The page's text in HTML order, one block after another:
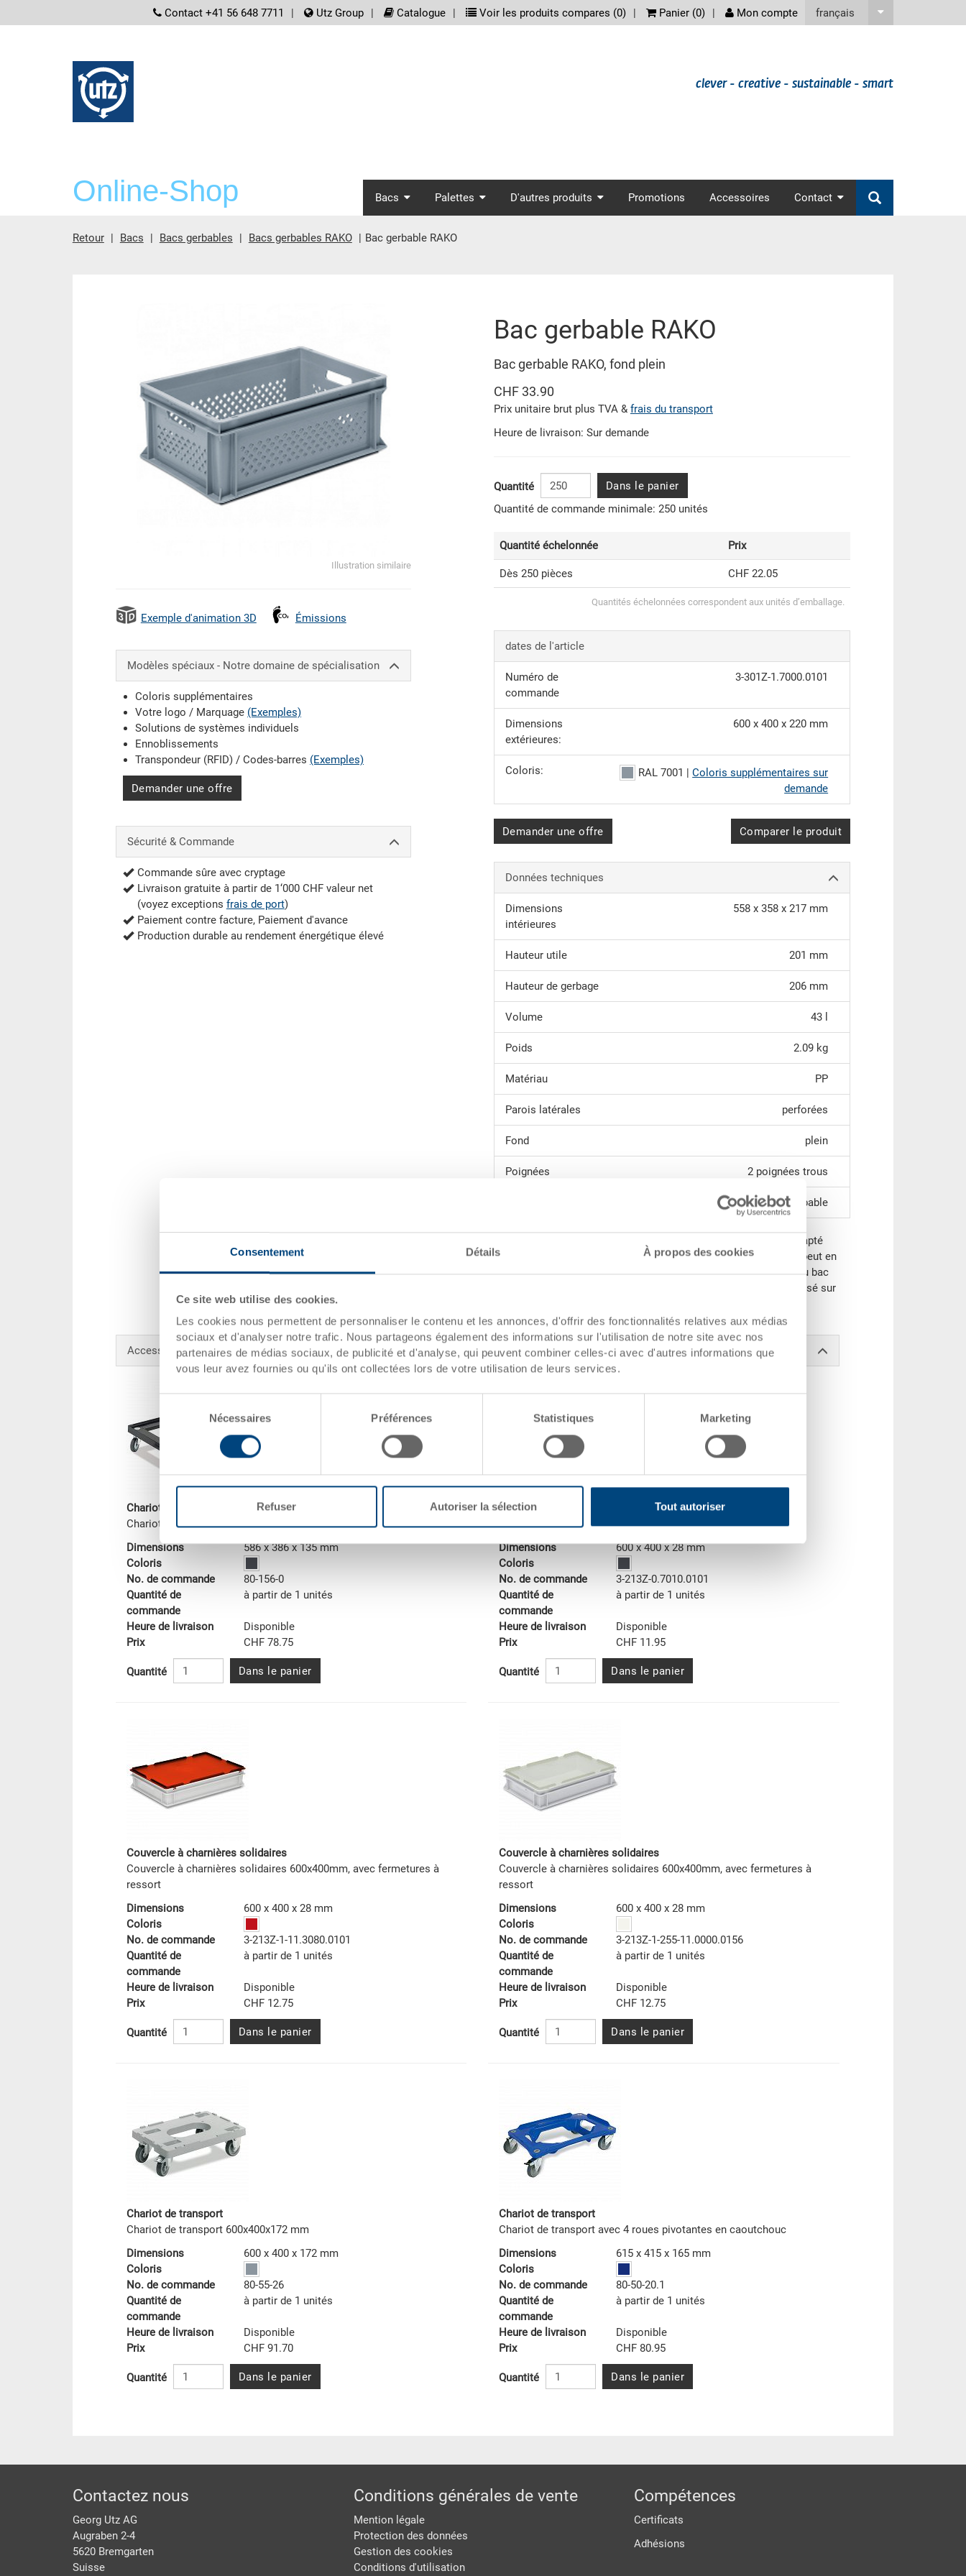
Consentement Détails À propos des cookies
Ce site web utilise des cookies.
Les cookies nous permettent de personnaliser le contenu et les annonces, d'offrir des fonctionnalités relatives aux médias
sociaux et d'analyser notre trafic. Nous partageons également des informations sur l'utilisation de notre site avec nos
partenaires de médias sociaux, de publicité et d'analyse, qui peuvent combiner celles-ci avec d'autres informations que
vous leur avez fournies ou qu'ils ont collectées lors de votre utilisation de leurs services.
du
consentement
Nécessaires Préférences Statistiques Marketing
Refuser Autoriser la sélection Tout autoriser
français
screenreader.meta_nav
Contact +41 56 648 7711 Utz Group Catalogue Voir les produits compares (0) Panier (0) Mon compte
clever - creative - sustainable - smart
Online-Shop screenreader.main_nav
Bacs Palettes D'autres produits Promotions Accessoires Contact
Retour Bacs Bacs gerbables Bacs gerbables RAKO Bac gerbable RAKO
Illustration similaire
Exemple d'animation 3D Émissions
Modèles spéciaux - Notre domaine de spécialisation
Coloris supplémentaires
Votre logo / Marquage (Exemples)
Solutions de systèmes individuels
Ennoblissements
Transpondeur (RFID) / Codes-barres (Exemples)
Demander une offre
Sécurité & Commande
Commande sûre avec cryptage
Livraison gratuite à partir de 1‘000 CHF valeur net
(voyez exceptions frais de port)
Paiement contre facture, Paiement d'avance
Production durable au rendement énergétique élevé
Bac gerbable RAKO
Bac gerbable RAKO, fond plein
CHF 33.90
Prix unitaire brut plus TVA & frais du transport
Heure de livraison: Sur demande
Quantité
Dans le panier
Quantité de commande minimale: 250 unités
Quantité échelonnée Prix
Dès 250 pièces CHF 22.05
Quantités échelonnées correspondent aux unités d’emballage.
dates de l'article
Numéro de
commande
3-301Z-1.7000.0101
Dimensions
extérieures:
600 x 400 x 220 mm
Coloris: RAL 7001 |Coloris supplémentaires sur
demande
Demander une offre Comparer le produit
Données techniques
Dimensions
intérieures
558 x 358 x 217 mm
Hauteur utile 201 mm
Hauteur de gerbage 206 mm
Volume 43 l
Poids 2.09 kg
Matériau PP
Parois latérales perforées
Fond plein
Poignées 2 poignées trous
gerbable
Grâce à sa résistance, le bac gerbable RAKO est parfaitement adapté
comme bac de transport ou de stockage. Ce bac Euro universel peut en
outre être empilé au choix avec et sans couvercle (dimensions du bac
adaptées aux europalettes). Le bac peut aussi être marqué et divisé sur
Accessoires en option
Chariot de transport
Chariot de transport 586x386x135 mm
Dimensions
586 x 386 x 135 mm
Coloris
No. de commande
80-156-0
Quantité de
commande
à partir de 1 unités
Heure de livraison
Disponible
Prix
CHF 78.75
Quantité Dans le panier
Couvercle de gerbage
Couvercle de gerbage 600x400x28.2 mm
Dimensions
600 x 400 x 28 mm
Coloris
No. de commande
3-213Z-0.7010.0101
Quantité de
commande
à partir de 1 unités
Heure de livraison
Disponible
Prix
CHF 11.95
Quantité Dans le panier
Couvercle à charnières solidaires
Couvercle à charnières solidaires 600x400mm, avec fermetures à
ressort
Dimensions
600 x 400 x 28 mm
Coloris
No. de commande
3-213Z-1-11.3080.0101
Quantité de
commande
à partir de 1 unités
Heure de livraison
Disponible
Prix
CHF 12.75
Quantité Dans le panier
Couvercle à charnières solidaires
Couvercle à charnières solidaires 600x400mm, avec fermetures à
ressort
Dimensions
600 x 400 x 28 mm
Coloris
No. de commande
3-213Z-1-255-11.0000.0156
Quantité de
commande
à partir de 1 unités
Heure de livraison
Disponible
Prix
CHF 12.75
Quantité Dans le panier
Chariot de transport
Chariot de transport 600x400x172 mm
Dimensions
600 x 400 x 172 mm
Coloris
No. de commande
80-55-26
Quantité de
commande
à partir de 1 unités
Heure de livraison
Disponible
Prix
CHF 91.70
Quantité Dans le panier
Chariot de transport
Chariot de transport avec 4 roues pivotantes en caoutchouc
Dimensions
615 x 415 x 165 mm
Coloris
No. de commande
80-50-20.1
Quantité de
commande
à partir de 1 unités
Heure de livraison
Disponible
Prix
CHF 80.95
Quantité Dans le panier
pied de page
Contactez nous
Georg Utz AG
Augraben 2-4
5620 Bremgarten
Suisse
Conditions générales de vente
Mention légale
Protection des données
Gestion des cookies
Conditions d'utilisation
Compétences
Certificats
Adhésions